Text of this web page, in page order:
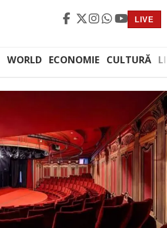
LIVE
WORLD ECONOMIE CULTURĂ